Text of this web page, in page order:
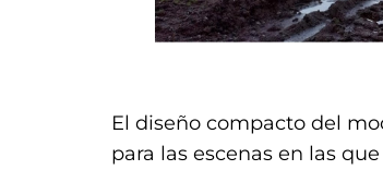
El diseño compacto del
para las escenas en las